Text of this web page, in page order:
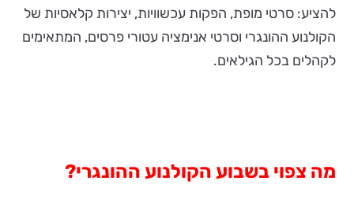
להציע: סרטי מופת, הפקות עכשוויות, יצירות קלאסיות של
הקולנוע ההונגרי וסרטי אנימציה עטורי פרסים, המתאימים
לקהלים בכל הגילאים.
מה צפוי בשבוע הקולנוע ההונגרי?